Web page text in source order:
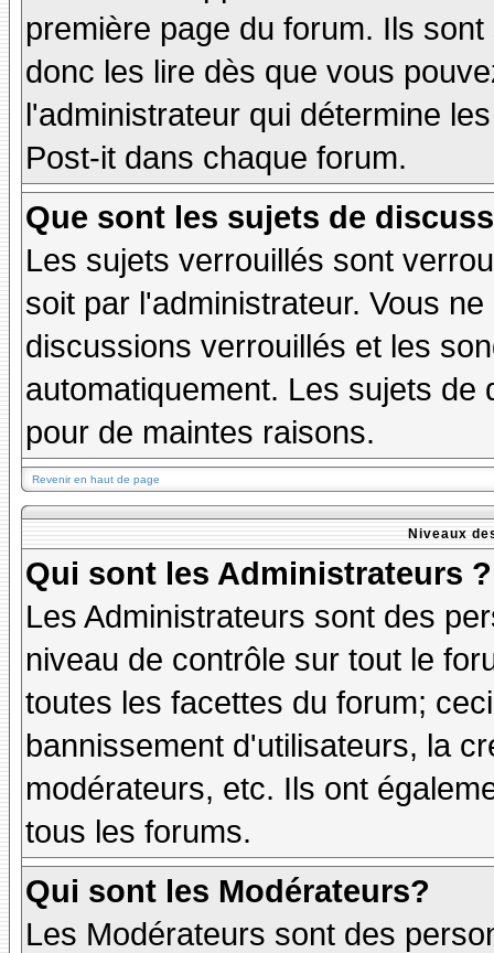
première page du forum. Ils
donc les lire dès que vous
l'administrateur qui détermine
Post-it dans chaque forum.
Que sont les sujets de
Les sujets verrouillés sont
soit par l'administrateur. Vous
discussions verrouillés et les
automatiquement. Les sujets
pour de maintes raisons.
Revenir en haut de page
Niveaux
Qui sont les Administrateurs ?
Les Administrateurs sont des
niveau de contrôle sur tout le
toutes les facettes du forum;
bannissement d'utilisateurs, la
modérateurs, etc. Ils ont
tous les forums.
Qui sont les Modérateurs?
Les Modérateurs sont des